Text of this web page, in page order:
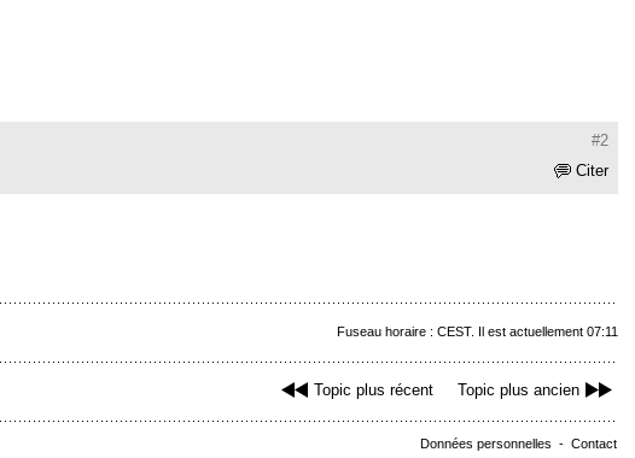
#2
Citer
Fuseau horaire : CEST. Il est actuellement 07:11
Topic plus récent Topic plus ancien
Données personnelles - Contact